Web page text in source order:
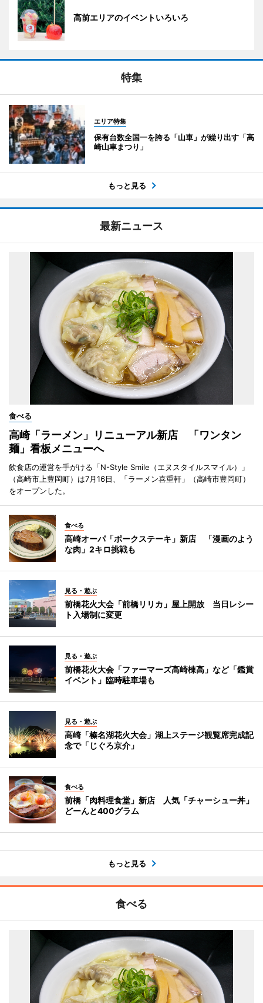
高前エリアのイベントいろいろ
特集
エリア特集
保有台数全国一を誇る「山車」が繰り出す「高
崎山車まつり」
もっと見る
最新ニュース
食べる
高崎「ラーメン」リニューアル新店 「ワンタン
麺」看板メニューへ
飲食店の運営を手がける「N-Style Smile（エヌスタイルスマイル）」
（高崎市上豊岡町）は7月16日、「ラーメン喜重軒」（高崎市豊岡町）
をオープンした。
食べる
高崎オーパ「ポークステーキ」新店 「漫画のよう
な肉」2キロ挑戦も
見る・遊ぶ
前橋花火大会「前橋リリカ」屋上開放 当日レシー
ト入場制に変更
見る・遊ぶ
前橋花火大会「ファーマーズ高崎棟高」など「鑑賞
イベント」臨時駐車場も
見る・遊ぶ
高崎「榛名湖花火大会」湖上ステージ観覧席完成記
念で「じぐろ京介」
食べる
前橋「肉料理食堂」新店 人気「チャーシュー丼」
どーんと400グラム
もっと見る
食べる